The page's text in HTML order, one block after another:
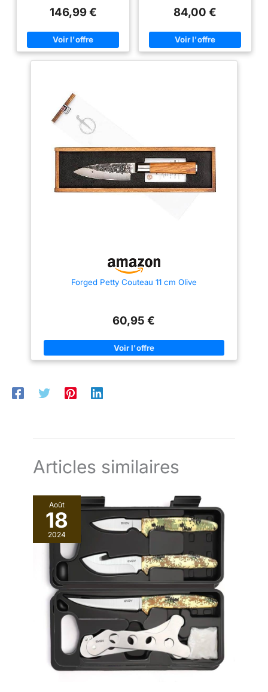
manche : bois d'olivier
d'ouverture : -
146,99 € 84,00 €
Forged Petty Couteau 11 cm Olive
60,95 €
Articles similaires
Août
18
2024